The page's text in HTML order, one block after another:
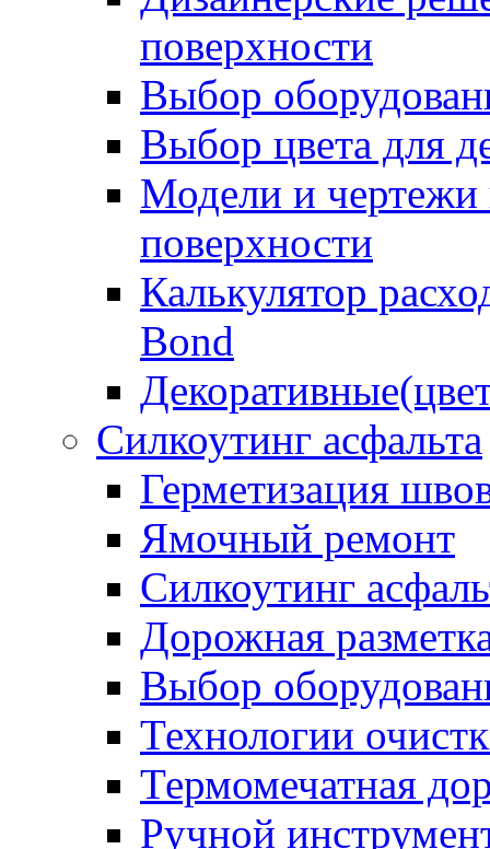
поверхности
Выбор
Выбор цвета для
Модели и чертежи
поверхности
Калькулятор
Bond
Силкоутинг асфальта
Герметизация
Ямочный ремонт
Силкоутинг
Дорожная
Выбор
Технологии
Термомечатная
Ручной